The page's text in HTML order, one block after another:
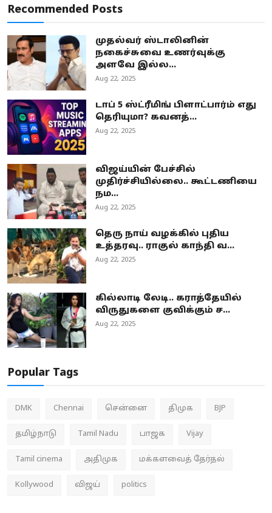
Recommended Posts
முதல்வர் ஸ்டாலினின்
நகைச்சுவை உணர்வுக்கு
அளவே இல்ல...
Aug 22, 2025
டாப் 5 ஸ்ட்ரீமிங் பிளாட்பார்ம் எது
தெரியுமா? கவனத்...
Aug 22, 2025
விஜய்யின் பேச்சில்
முதிர்ச்சியில்லை.. கூட்டணியை
நம...
Aug 22, 2025
தெரு நாய் வழக்கில் புதிய
உத்தரவு.. ராகுல் காந்தி வ...
Aug 22, 2025
கில்லாடி லேடி.. கராத்தேயில்
விருதுகளை குவிக்கும் ச...
Aug 22, 2025
Popular Tags
DMK Chennai சென்னை திமுக BJP
தமிழ்நாடு Tamil Nadu பாஜக Vijay
Tamil cinema அதிமுக மக்களவைத் தேர்தல்
Kollywood விஜய் politics